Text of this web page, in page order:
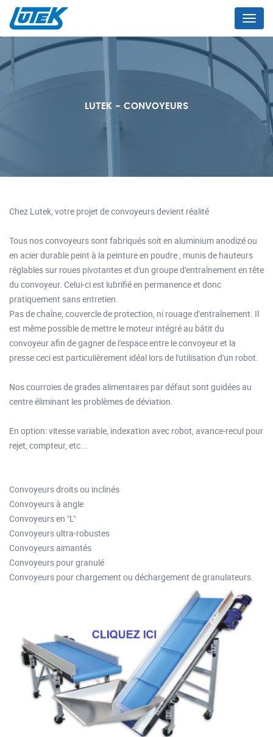
Menu
LUTEK - CONVOYEURS
Chez Lutek, votre projet de convoyeurs devient réalité
Tous nos convoyeurs sont fabriqués soit en aluminium anodizé ou
en acier durable peint à la peinture en poudre , munis de hauteurs
réglables sur roues pivotantes et d'un groupe d'entraînement en tête
du convoyeur. Celui-ci est lubrifié en permanence et donc
pratiquement sans entretien.
Pas de chaîne, couvercle de protection, ni rouage d'entraînement. Il
est même possible de mettre le moteur intégré au bâtit du
convoyeur afin de gagner de l'espace entre le convoyeur et la
presse ceci est particulièrement idéal lors de l'utilisation d'un robot.
Nos courroies de grades alimentaires par défaut sont guidées au
centre éliminant les problèmes de déviation.
En option: vitesse variable, indexation avec robot, avance-recul pour
rejet, compteur, etc...
Convoyeurs droits ou inclinés
Convoyeurs à angle
Convoyeurs en "L"
Convoyeurs ultra-robustes
Convoyeurs aimantés
Convoyeurs pour granulé
Convoyeurs pour chargement ou déchargement de granulateurs.